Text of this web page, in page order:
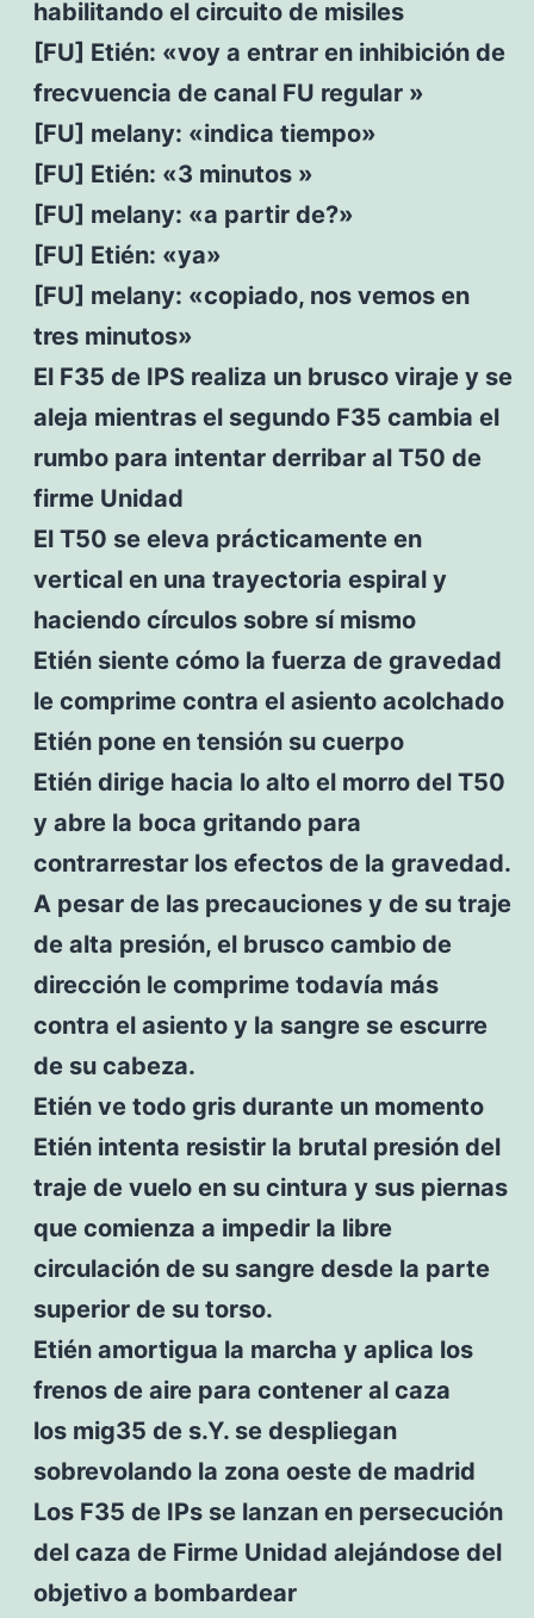
habilitando el circuito de misiles
[FU] Etién: «voy a entrar en inhibición de
frecvuencia de canal FU regular »
[FU] melany: «indica tiempo»
[FU] Etién: «3 minutos »
[FU] melany: «a partir de?»
[FU] Etién: «ya»
[FU] melany: «copiado, nos vemos en
tres minutos»
El F35 de IPS realiza un brusco viraje y se
aleja mientras el segundo F35 cambia el
rumbo para intentar derribar al T50 de
firme Unidad
El T50 se eleva prácticamente en
vertical en una trayectoria espiral y
haciendo círculos sobre sí mismo
Etién siente cómo la fuerza de gravedad
le comprime contra el asiento acolchado
Etién pone en tensión su cuerpo
Etién dirige hacia lo alto el morro del T50
y abre la boca gritando para
contrarrestar los efectos de la gravedad.
A pesar de las precauciones y de su traje
de alta presión, el brusco cambio de
dirección le comprime todavía más
contra el asiento y la sangre se escurre
de su cabeza.
Etién ve todo gris durante un momento
Etién intenta resistir la brutal presión del
traje de vuelo en su cintura y sus piernas
que comienza a impedir la libre
circulación de su sangre desde la parte
superior de su torso.
Etién amortigua la marcha y aplica los
frenos de aire para contener al caza
los mig35 de s.Y. se despliegan
sobrevolando la zona oeste de madrid
Los F35 de IPs se lanzan en persecución
del caza de Firme Unidad alejándose del
objetivo a bombardear